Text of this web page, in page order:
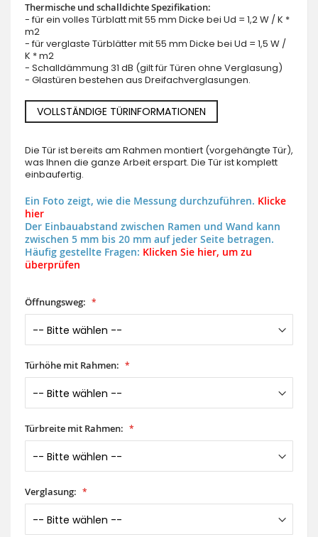
Thermische und schalldichte Spezifikation:
- für ein volles Türblatt mit 55 mm Dicke bei Ud = 1,2 W / K *
m2
- für verglaste Türblätter mit 55 mm Dicke bei Ud = 1,5 W /
K * m2
- Schalldämmung 31 dB (gilt für Türen ohne Verglasung)
- Glastüren bestehen aus Dreifachverglasungen.
VOLLSTÄNDIGE TÜRINFORMATIONEN
Die Tür ist bereits am Rahmen montiert (vorgehängte Tür),
was Ihnen die ganze Arbeit erspart. Die Tür ist komplett
einbaufertig.
Ein Foto zeigt, wie die Messung durchzuführen. Klicke
hier
Der Einbauabstand zwischen Ramen und Wand kann
zwischen 5 mm bis 20 mm auf jeder Seite betragen.
Häufig gestellte Fragen: Klicken Sie hier, um zu
überprüfen
Öffnungsweg:
Türhöhe mit Rahmen:
Türbreite mit Rahmen:
Verglasung: